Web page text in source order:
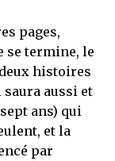
pages,
se termine, le
histoires
saura aussi et
ans) qui
et la
par